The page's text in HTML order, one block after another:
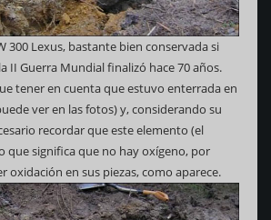
300 Lexus, bastante bien conservada si
II Guerra Mundial finalizó hace 70 años.
tener en cuenta que estuvo enterrada en
ver en las fotos) y, considerando su
recordar que este elemento (el
que significa que no hay oxígeno, por
oxidación en sus piezas, como aparece.